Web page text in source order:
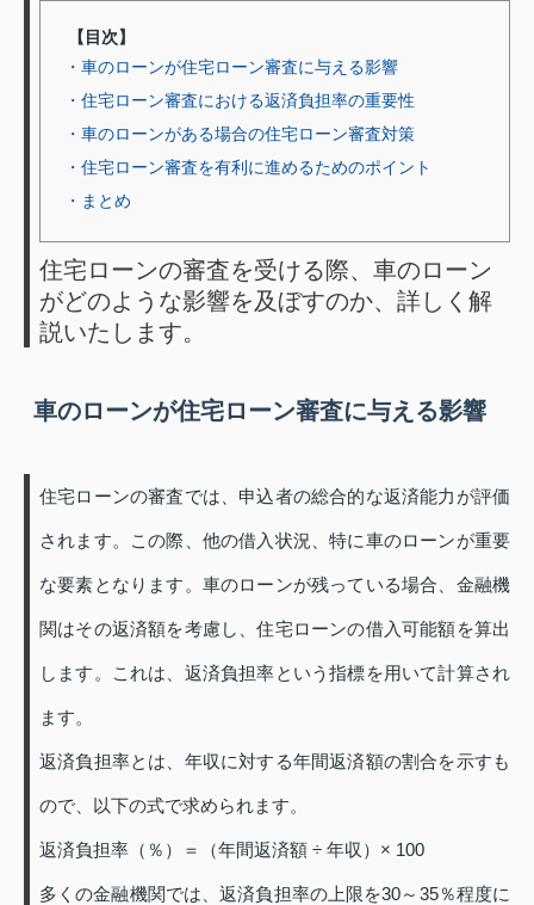
【目次】
・車のローンが住宅ローン審査に与える影響
・住宅ローン審査における返済負担率の重要性
・車のローンがある場合の住宅ローン審査対策
・住宅ローン審査を有利に進めるためのポイント
・まとめ
住宅ローンの審査を受ける際、車のローン
がどのような影響を及ぼすのか、詳しく解
説いたします。
車のローンが住宅ローン審査に与える影響
住宅ローンの審査では、申込者の総合的な返済能力が評価
されます。この際、他の借入状況、特に車のローンが重要
な要素となります。車のローンが残っている場合、金融機
関はその返済額を考慮し、住宅ローンの借入可能額を算出
します。これは、返済負担率という指標を用いて計算され
ます。
返済負担率とは、年収に対する年間返済額の割合を示すも
ので、以下の式で求められます。
返済負担率（％）＝（年間返済額 ÷ 年収）× 100
多くの金融機関では、返済負担率の上限を30～35％程度に